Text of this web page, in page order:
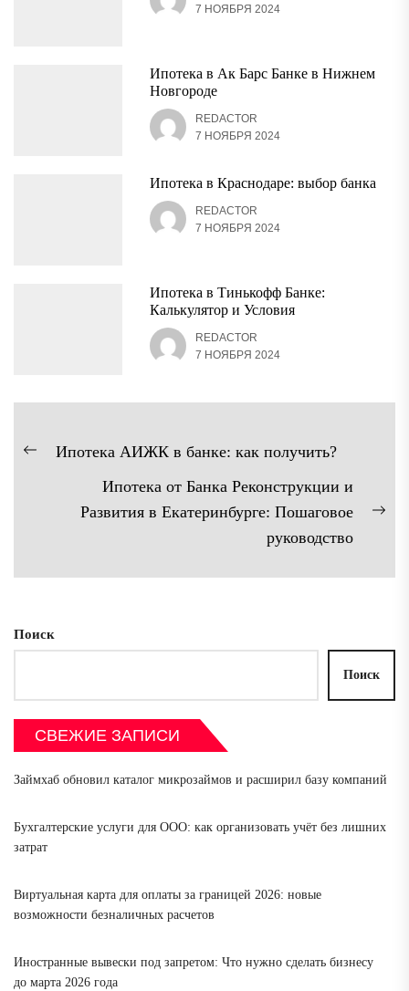
7 НОЯБРЯ 2024
Ипотека в Ак Барс Банке в Нижнем
Новгороде
REDACTOR
7 НОЯБРЯ 2024
Ипотека в Краснодаре: выбор банка
REDACTOR
7 НОЯБРЯ 2024
Ипотека в Тинькофф Банке:
Калькулятор и Условия
REDACTOR
7 НОЯБРЯ 2024
Навигация
записям
Предыдущая
Ипотека АИЖК в банке: как получить?
Ипотека от Банка Реконструкции и
Развития в Екатеринбурге: Пошаговое
руководство
Поиск
Поиск
СВЕЖИЕ ЗАПИСИ
Займхаб обновил каталог микрозаймов и расширил базу компаний
Бухгалтерские услуги для ООО: как организовать учёт без лишних
затрат
Виртуальная карта для оплаты за границей 2026: новые
возможности безналичных расчетов
Иностранные вывески под запретом: Что нужно сделать бизнесу
до марта 2026 года